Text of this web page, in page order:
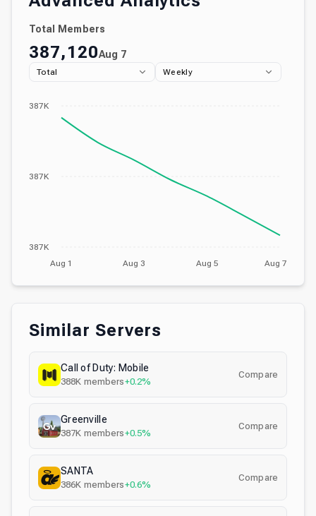
Total Members
387,120Aug 7
Total Weekly
Aug 1 Aug 3 Aug 5 Aug 7
387K
387K
387K
Similar Servers
Call of Duty: Mobile
388K members+0.2%
Compare
Greenville
387K members+0.5%
Compare
SANTA
386K members+0.6%
Compare